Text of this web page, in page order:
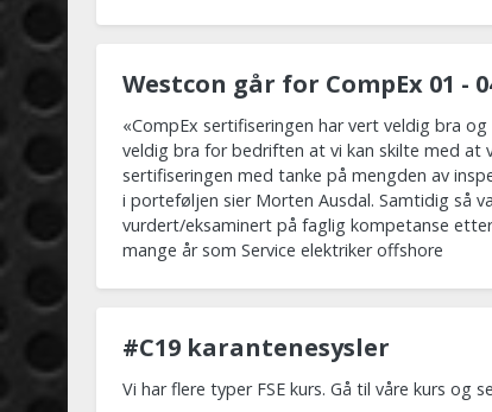
Westcon går for CompEx 01 -
«CompEx sertifiseringen har vert veldig bra
veldig bra for bedriften at vi kan skilte med at
sertifiseringen med tanke på mengden av
i porteføljen sier Morten Ausdal. Samtidig så
vurdert/eksaminert på faglig kompetanse
mange år som Service elektriker offshore
#C19 karantenesysler
Vi har flere typer FSE kurs. Gå til våre kurs og